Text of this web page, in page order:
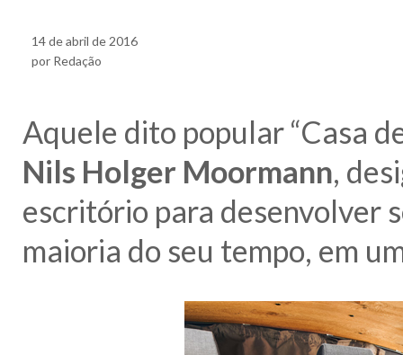
14 de abril de 2016
por Redação
Aquele dito popular “Casa
Nils Holger Moormann,
escritório para desenvolver
maioria do seu tempo, em